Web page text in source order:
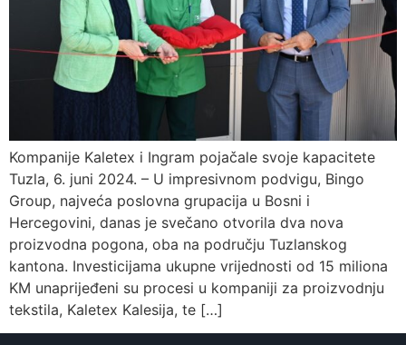
Kompanije Kaletex i Ingram pojačale svoje kapacitete
Tuzla, 6. juni 2024. – U impresivnom podvigu, Bingo
Group, najveća poslovna grupacija u Bosni i
Hercegovini, danas je svečano otvorila dva nova
proizvodna pogona, oba na području Tuzlanskog
kantona. Investicijama ukupne vrijednosti od 15 miliona
KM unaprijeđeni su procesi u kompaniji za proizvodnju
tekstila, Kaletex Kalesija, te […]